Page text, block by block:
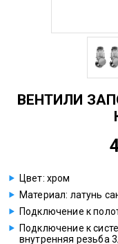
ВЕНТИЛИ
Цвет: хром
Материал: латунь
Подключение к
Подключение к
внутренняя резьба